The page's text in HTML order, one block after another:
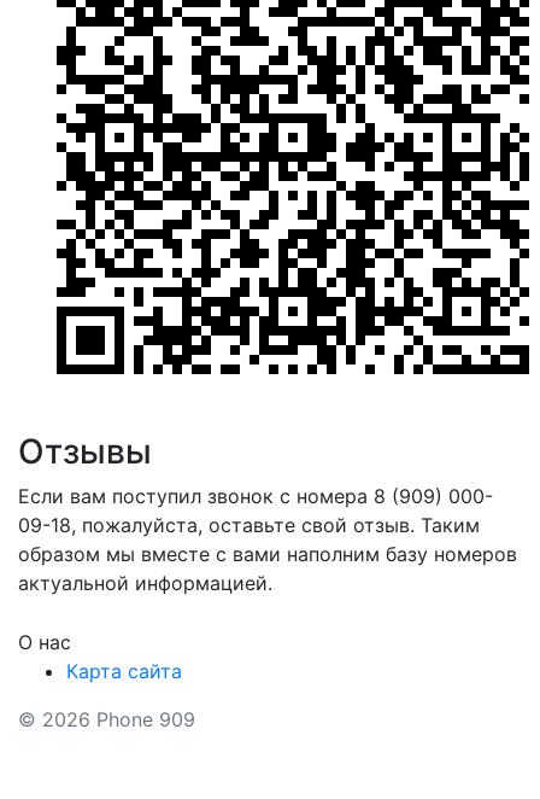
Отзывы
Если вам поступил звонок с номера 8 (909) 000-
09-18, пожалуйста, оставьте свой отзыв. Таким
образом мы вместе с вами наполним базу номеров
актуальной информацией.
О нас
Карта сайта
© 2026 Phone 909